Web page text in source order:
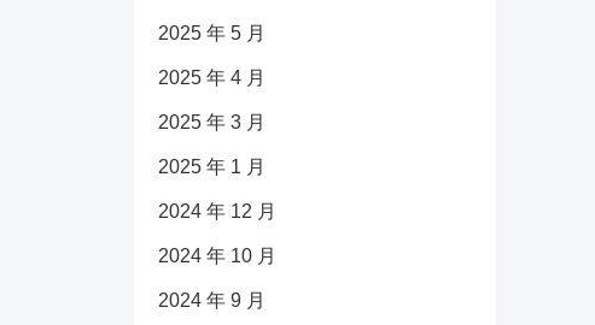
2025 年 5 月
2025 年 4 月
2025 年 3 月
2025 年 1 月
2024 年 12 月
2024 年 10 月
2024 年 9 月